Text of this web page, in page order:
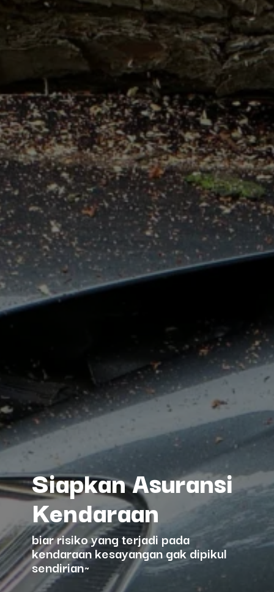
Siapkan Asuransi
Kendaraan
biar risiko yang terjadi pada
kendaraan kesayangan gak dipikul
sendirian~